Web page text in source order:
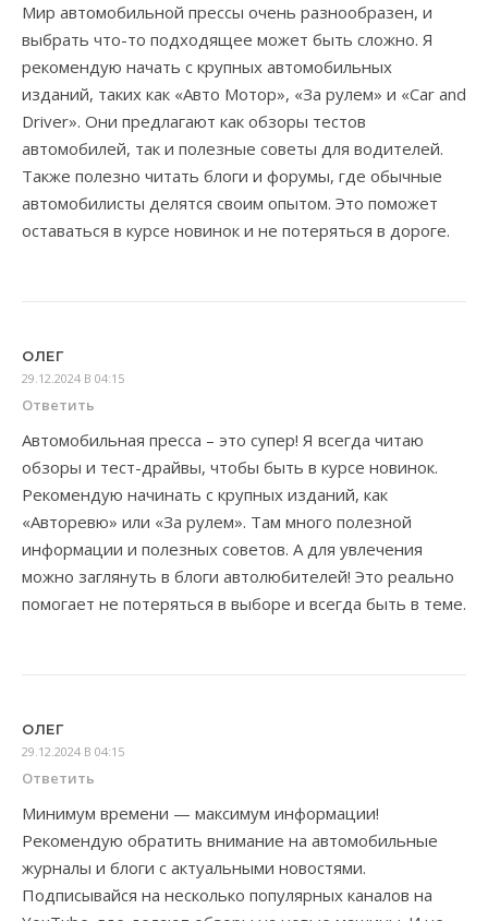
Мир автомобильной прессы очень разнообразен, и
выбрать что-то подходящее может быть сложно. Я
рекомендую начать с крупных автомобильных
изданий, таких как «Авто Мотор», «За рулем» и «Car and
Driver». Они предлагают как обзоры тестов
автомобилей, так и полезные советы для водителей.
Также полезно читать блоги и форумы, где обычные
автомобилисты делятся своим опытом. Это поможет
оставаться в курсе новинок и не потеряться в дороге.
ОЛЕГ
29.12.2024 В 04:15
Ответить
Автомобильная пресса – это супер! Я всегда читаю
обзоры и тест-драйвы, чтобы быть в курсе новинок.
Рекомендую начинать с крупных изданий, как
«Авторевю» или «За рулем». Там много полезной
информации и полезных советов. А для увлечения
можно заглянуть в блоги автолюбителей! Это реально
помогает не потеряться в выборе и всегда быть в теме.
ОЛЕГ
29.12.2024 В 04:15
Ответить
Минимум времени — максимум информации!
Рекомендую обратить внимание на автомобильные
журналы и блоги с актуальными новостями.
Подписывайся на несколько популярных каналов на